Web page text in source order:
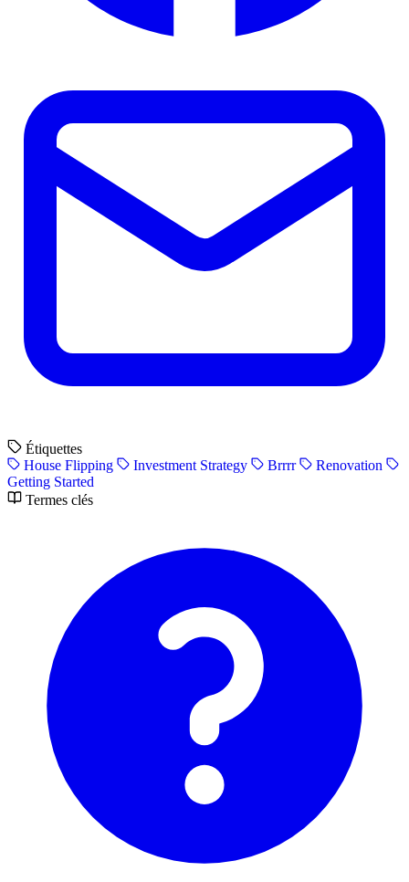
Étiquettes
House Flipping
Investment Strategy Brrrr
Renovation
Getting Started
Termes clés